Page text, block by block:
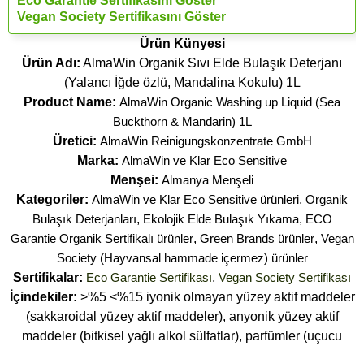
Vegan Society Sertifikasını Göster
Ürün Künyesi
Ürün Adı: AlmaWin Organik Sıvı Elde Bulaşık Deterjanı
(Yalancı İğde özlü, Mandalina Kokulu) 1L
Product Name: AlmaWin Organic Washing up Liquid (Sea
Buckthorn & Mandarin) 1L
Üretici: AlmaWin Reinigungskonzentrate GmbH
Marka: AlmaWin ve Klar Eco Sensitive
Menşei: Almanya Menşeli
Kategoriler: AlmaWin ve Klar Eco Sensitive ürünleri, Organik
Bulaşık Deterjanları, Ekolojik Elde Bulaşık Yıkama, ECO
Garantie Organik Sertifikalı ürünler, Green Brands ürünler, Vegan
Society (Hayvansal hammade içermez) ürünler
Sertifikalar: Eco Garantie Sertifikası, Vegan Society Sertifikası
İçindekiler: >%5 <%15 iyonik olmayan yüzey aktif maddeler
(sakkaroidal yüzey aktif maddeler), anyonik yüzey aktif
maddeler (bitkisel yağlı alkol sülfatlar), parfümler (uçucu